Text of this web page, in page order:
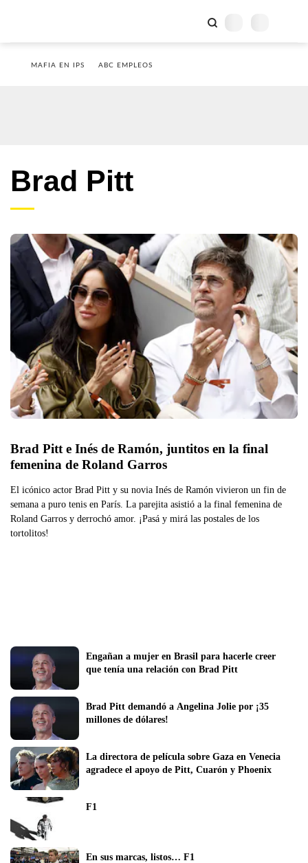
MAFIA EN IPS ABC EMPLEOS
Brad Pitt
Brad Pitt e Inés de Ramón, juntitos en la final
femenina de Roland Garros
El icónico actor Brad Pitt y su novia Inés de Ramón vivieron un fin de
semana a puro tenis en París. La parejita asistió a la final femenina de
Roland Garros y derrochó amor. ¡Pasá y mirá las postales de los
tortolitos!
Engañan a mujer en Brasil para hacerle creer
que tenía una relación con Brad Pitt
Brad Pitt demandó a Angelina Jolie por ¡35
millones de dólares!
La directora de película sobre Gaza en Venecia
agradece el apoyo de Pitt, Cuarón y Phoenix
F1
En sus marcas, listos… F1